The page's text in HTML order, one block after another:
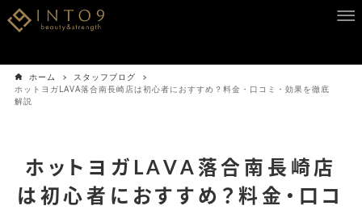
ホーム
スタッフブログ
ホットヨガLAVA落合南長崎店は初心者におすすめ？料金・口コミ・効果を徹底
解説
ホットヨガLAVA落合南長崎店
は初心者におすすめ？料金・口コ